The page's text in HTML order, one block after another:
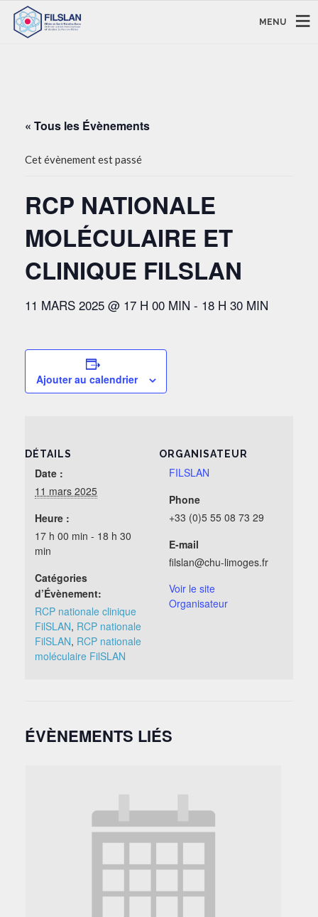
MENU
« Tous les Évènements
Cet évènement est passé
RCP NATIONALE
MOLÉCULAIRE ET
CLINIQUE FILSLAN
11 MARS 2025 @ 17 H 00 MIN - 18 H 30 MIN
Ajouter au calendrier
DÉTAILS
Date :
11 mars 2025
Heure :
17 h 00 min - 18 h 30
min
Catégories
d’Évènement:
RCP nationale clinique
FilSLAN, RCP nationale
FilSLAN, RCP nationale
moléculaire FilSLAN
ORGANISATEUR
FILSLAN
Phone
+33 (0)5 55 08 73 29
E-mail
filslan@chu-limoges.fr
Voir le site
Organisateur
ÉVÈNEMENTS LIÉS